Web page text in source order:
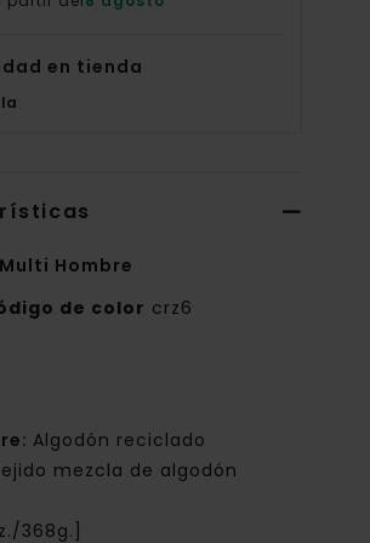
en tienda
Hombre
de color crz6
Algodón reciclado
mezcla de algodón
368g.]